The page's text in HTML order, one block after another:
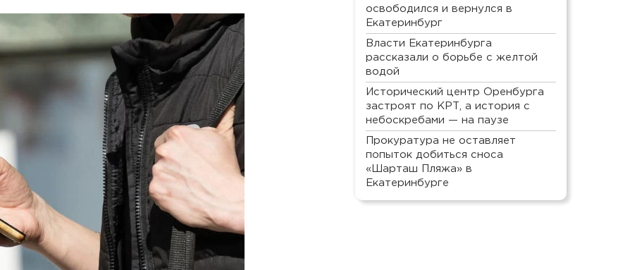
освободился и вернулся в
Екатеринбург
Власти Екатеринбурга
рассказали о борьбе с желтой
водой
Исторический центр Оренбурга
застроят по КРТ, а история с
небоскребами — на паузе
Прокуратура не оставляет
попыток добиться сноса
«Шарташ Пляжа» в
Екатеринбурге